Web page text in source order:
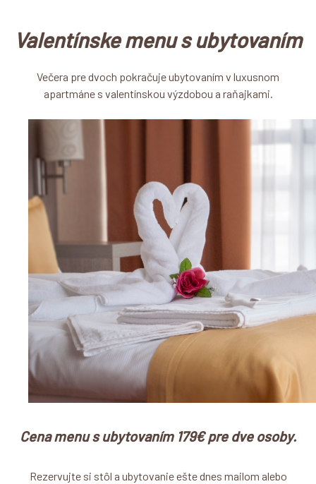
Valentínske menu s ubytovaním
Večera pre dvoch pokračuje ubytovaním v luxusnom
apartmáne s valentínskou výzdobou a raňajkami.
Cena menu s ubytovaním 179€ pre dve osoby.
Rezervujte si stôl a ubytovanie ešte dnes mailom alebo